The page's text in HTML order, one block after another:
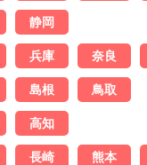
静岡
兵庫 奈良
島根 鳥取
高知
長崎 熊本